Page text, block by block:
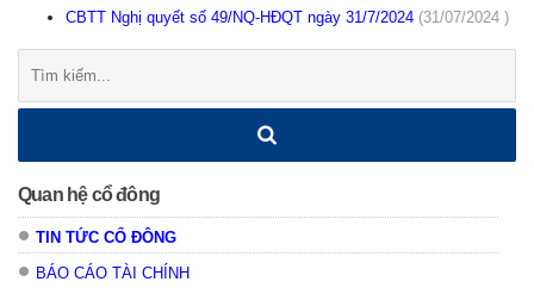
CBTT Nghị quyết số 49/NQ-HĐQT ngày 31/7/2024 (31/07/2024 )
kiếm:
Quan hệ cổ đông
TIN TỨC CỔ ĐÔNG
BÁO CÁO TÀI CHÍNH